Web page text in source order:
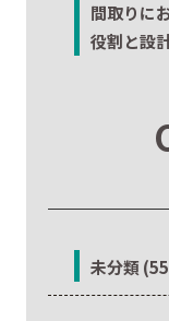
間取りに
役割と設
未分類